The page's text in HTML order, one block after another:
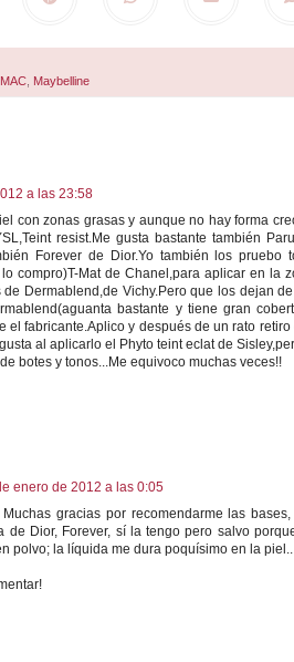
MAC Maybelline
a las 23:58
con zonas grasas y aunque no hay forma
resist.Me gusta bastante también
Forever de Dior.Yo también los pruebo
compro)T-Mat de Chanel,para aplicar en la
Dermablend,de Vichy.Pero que los dejan
bastante y tiene gran
el fabricante.Aplico y después de un rato
al aplicarlo el Phyto teint eclat de
botes y tonos...Me equivoco muchas veces!!
enero de 2012 a las 0:05
gracias por recomendarme las
de Dior, Forever, sí la tengo pero salvo
polvo; la líquida me dura poquísimo en la piel..